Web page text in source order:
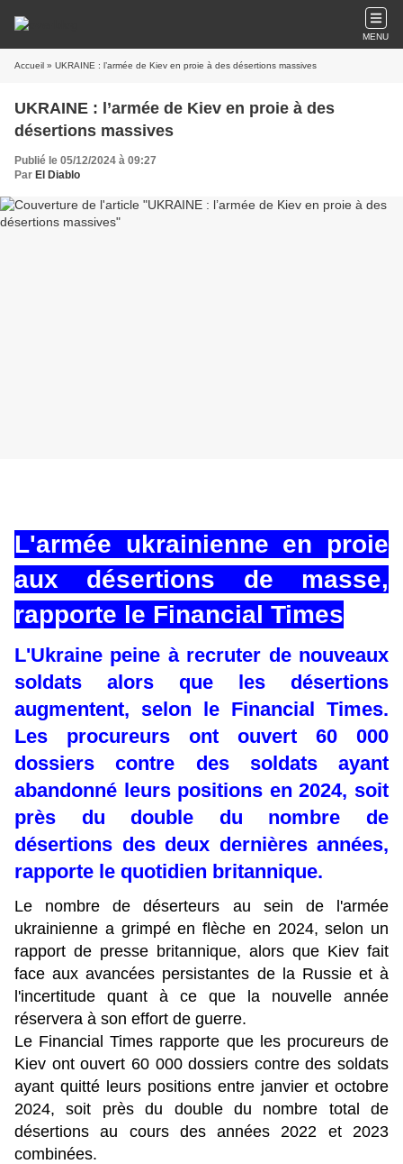
MENU
Accueil » UKRAINE : l’armée de Kiev en proie à des désertions massives
UKRAINE : l’armée de Kiev en proie à des
désertions massives
Publié le 05/12/2024 à 09:27
Par El Diablo
L'armée ukrainienne en proie
aux désertions de masse,
rapporte le Financial Times
L'Ukraine peine à recruter de nouveaux
soldats alors que les désertions
augmentent, selon le Financial Times.
Les procureurs ont ouvert 60 000
dossiers contre des soldats ayant
abandonné leurs positions en 2024, soit
près du double du nombre de
désertions des deux dernières années,
rapporte le quotidien britannique.
Le nombre de déserteurs au sein de l'armée
ukrainienne a grimpé en flèche en 2024, selon un
rapport de presse britannique, alors que Kiev fait
face aux avancées persistantes de la Russie et à
l'incertitude quant à ce que la nouvelle année
réservera à son effort de guerre.
Le Financial Times rapporte que les procureurs de
Kiev ont ouvert 60 000 dossiers contre des soldats
ayant quitté leurs positions entre janvier et octobre
2024, soit près du double du nombre total de
désertions au cours des années 2022 et 2023
combinées.